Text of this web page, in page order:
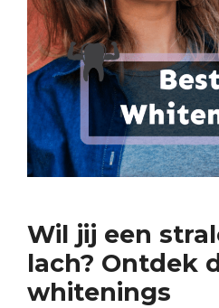
Wil jij een
lach? Ontdek
whitenings